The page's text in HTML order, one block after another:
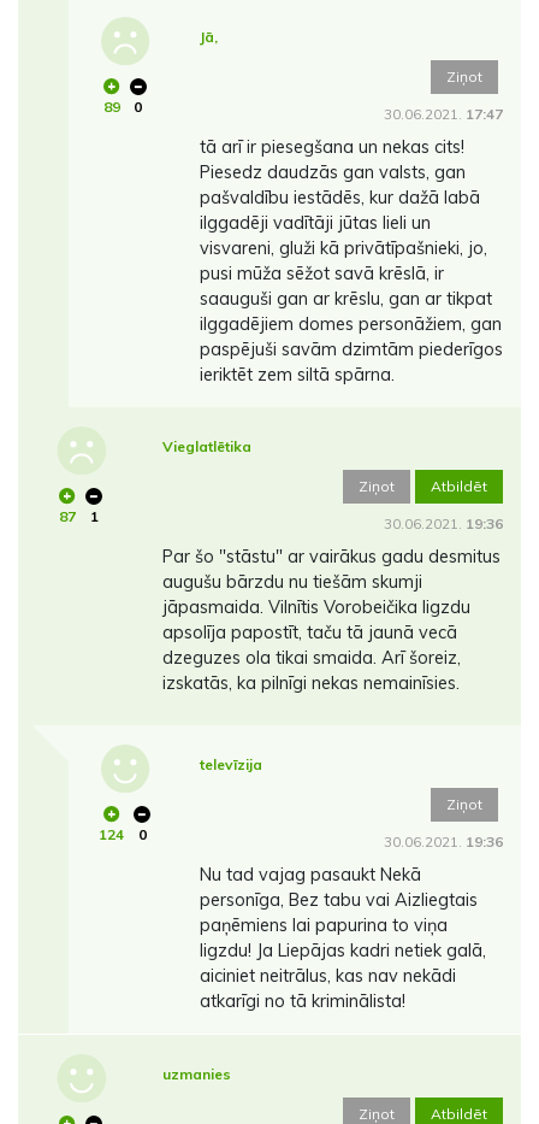
89 0
Jā,
Ziņot
30.06.2021. 17:47
tā arī ir piesegšana un nekas cits!
Piesedz daudzās gan valsts, gan
pašvaldību iestādēs, kur dažā labā
ilggadēji vadītāji jūtas lieli un
visvareni, gluži kā privātīpašnieki, jo,
pusi mūža sēžot savā krēslā, ir
saauguši gan ar krēslu, gan ar tikpat
ilggadējiem domes personāžiem, gan
paspējuši savām dzimtām piederīgos
ieriktēt zem siltā spārna.
87 1
Vieglatlētika
Ziņot Atbildēt
30.06.2021. 19:36
Par šo "stāstu" ar vairākus gadu desmitus
augušu bārzdu nu tiešām skumji
jāpasmaida. Vilnītis Vorobeičika ligzdu
apsolīja papostīt, taču tā jaunā vecā
dzeguzes ola tikai smaida. Arī šoreiz,
izskatās, ka pilnīgi nekas nemainīsies.
124 0
televīzija
Ziņot
30.06.2021. 19:36
Nu tad vajag pasaukt Nekā
personīga, Bez tabu vai Aizliegtais
paņēmiens lai papurina to viņa
ligzdu! Ja Liepājas kadri netiek galā,
aiciniet neitrālus, kas nav nekādi
atkarīgi no tā kriminālista!
uzmanies
Ziņot Atbildēt